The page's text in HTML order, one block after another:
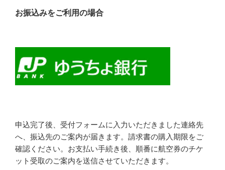
お振込みをご利用の場合
申込完了後、受付フォームに入力いただきました連絡先
へ、振込先のご案内が届きます。請求書の購入期限をご
確認ください。お支払い手続き後、順番に航空券のチケ
ット受取のご案内を送信させていただきます。